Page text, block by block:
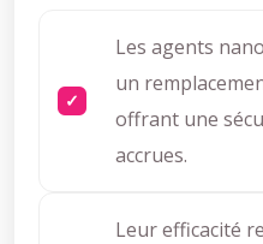
Les agents
un
offrant une
accrues.
Leur efficacité